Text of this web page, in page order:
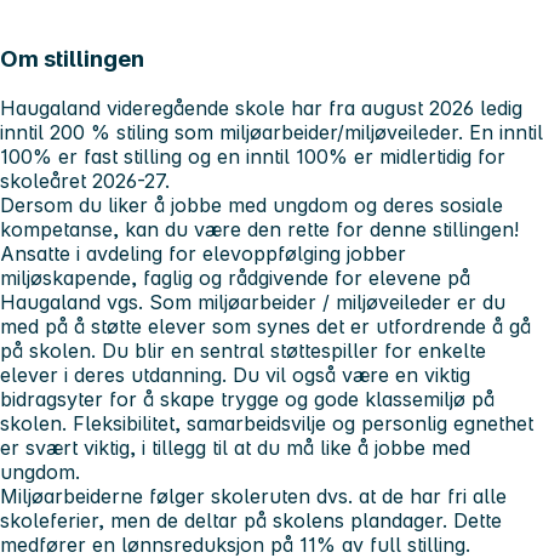
Om stillingen
Haugaland videregående skole har fra august 2026 ledig
inntil 200 % stiling som miljøarbeider/miljøveileder. En inntil
100% er fast stilling og en inntil 100% er midlertidig for
skoleåret 2026-27.
Dersom du liker å jobbe med ungdom og deres sosiale
kompetanse, kan du være den rette for denne stillingen!
Ansatte i avdeling for elevoppfølging jobber
miljøskapende, faglig og rådgivende for elevene på
Haugaland vgs. Som miljøarbeider / miljøveileder er du
med på å støtte elever som synes det er utfordrende å gå
på skolen. Du blir en sentral støttespiller for enkelte
elever i deres utdanning. Du vil også være en viktig
bidragsyter for å skape trygge og gode klassemiljø på
skolen. Fleksibilitet, samarbeidsvilje og personlig egnethet
er svært viktig, i tillegg til at du må like å jobbe med
ungdom.
Miljøarbeiderne følger skoleruten dvs. at de har fri alle
skoleferier, men de deltar på skolens plandager. Dette
medfører en lønnsreduksjon på 11% av full stilling.